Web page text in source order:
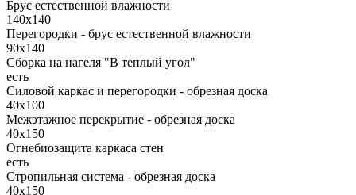
Брус естественной влажности
140х140
Перегородки - брус естественной влажности
90х140
Сборка на нагеля "В теплый угол"
есть
Силовой каркас и перегородки - обрезная доска
40х100
Межэтажное перекрытие - обрезная доска
40х150
Огнебиозащита каркаса стен
есть
Стропильная система - обрезная доска
40х150